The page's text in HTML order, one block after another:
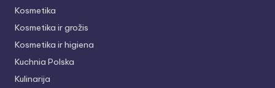
Kosmetika
Kosmetika ir grožis
Kosmetika ir higiena
Kuchnia Polska
Kulinarija